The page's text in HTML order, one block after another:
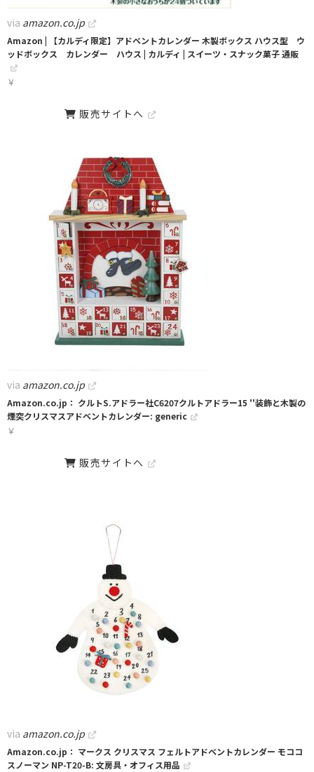
via amazon.co.jp
Amazon | 【カルディ限定】アドベントカレンダー 木製ボックス ハウス型 ウ
ッドボックス カレンダー ハウス | カルディ | スイーツ・スナック菓子 通販
￥
販売サイトへ
via amazon.co.jp
Amazon.co.jp： クルトS.アドラー社C6207クルトアドラー15 ''装飾と木製の
煙突クリスマスアドベントカレンダー: generic
￥
販売サイトへ
via amazon.co.jp
Amazon.co.jp： マークス クリスマス フェルトアドベントカレンダー モココ
スノーマン NP-T20-B: 文房具・オフィス用品